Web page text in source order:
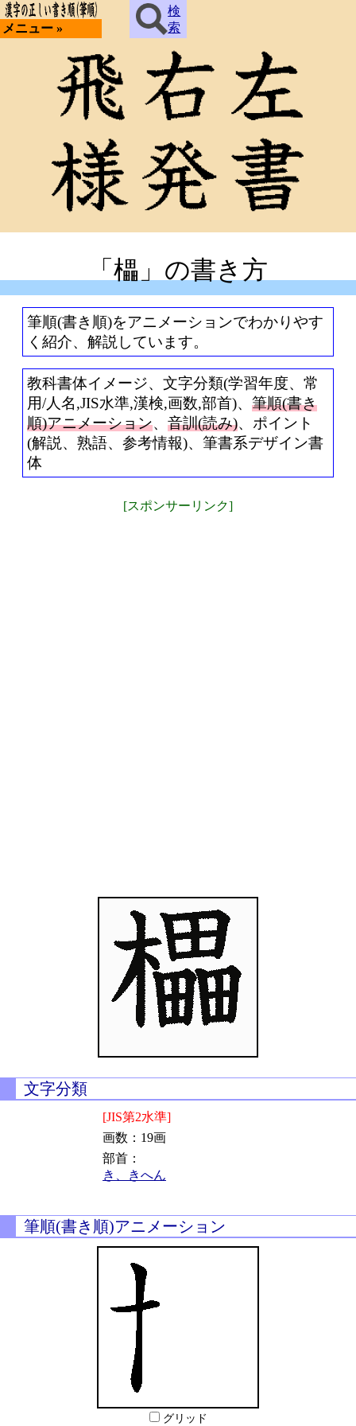
メニュー »
検
索
「櫑」の書き方
筆順(書き順)をアニメーションでわかりやす
く紹介、解説しています。
教科書体イメージ、文字分類(学習年度、常
用/人名,JIS水準,漢検,画数,部首)、 筆順(書き
順)アニメーション、 音訓(読み)、ポイント
(解説、熟語、参考情報)、筆書系デザイン書
体
[スポンサーリンク]
文字分類
[JIS第2水準]
画数：19画
部首：
き、きへん
筆順(書き順)アニメーション
グリッド